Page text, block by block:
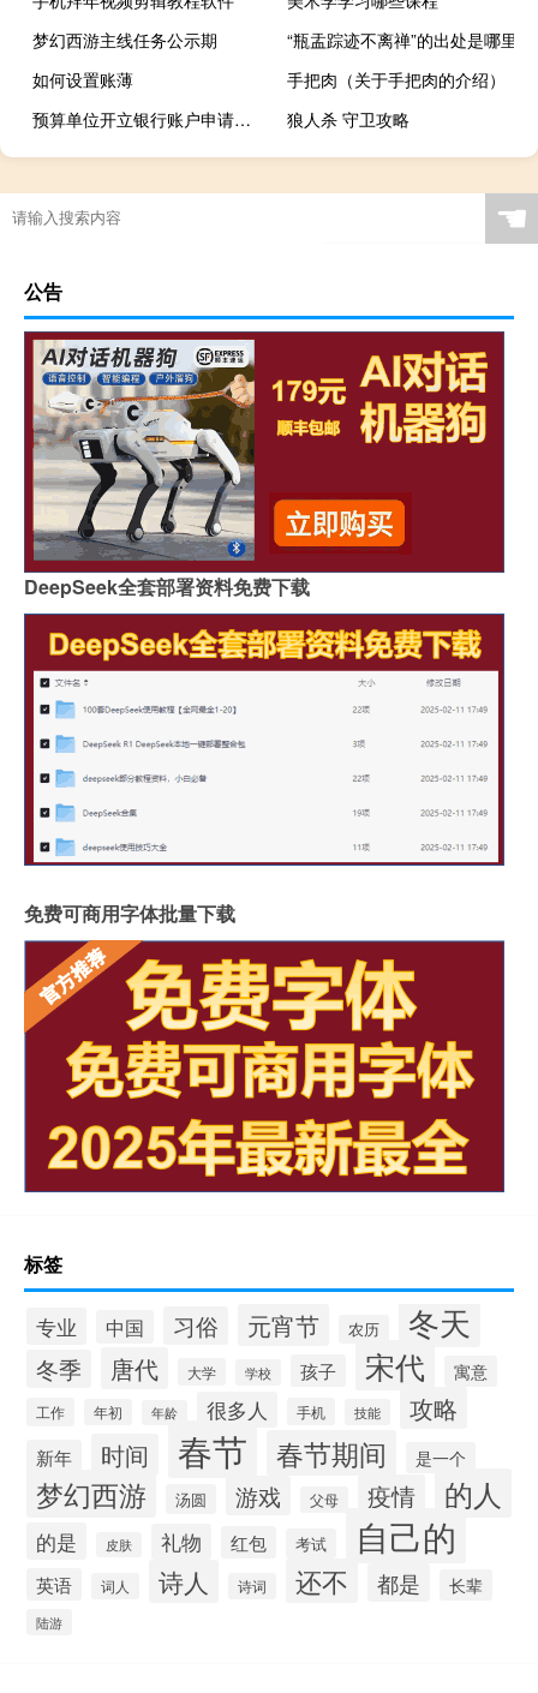
梦幻西游主线任务公示期
“瓶盂踪迹不离禅”的出处是哪里
如何设置账薄
手把肉（关于手把肉的介绍）
预算单位开立银行账户申请报告（事业单位开立银行账户申请报告）
狼人杀 守卫攻略
☚
公告
DeepSeek全套部署资料免费下载
免费可商用字体批量下载
标签
专业 中国 习俗 元宵节 农历 冬天
冬季 唐代 大学 学校 孩子 宋代 寓意
工作 年初 年龄 很多人 手机 技能 攻略
新年 时间 春节 春节期间 是一个
梦幻西游 汤圆 游戏 父母 疫情 的人
的是 皮肤 礼物 红包 考试 自己的
英语 词人 诗人 诗词 还不 都是 长辈
陆游